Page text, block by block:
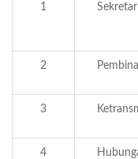
1
2
3
4